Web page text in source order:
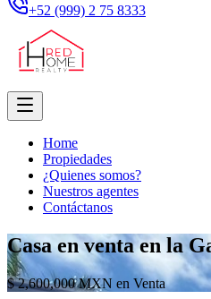
+52 (999) 2 75 8333
Home
Propiedades
¿Quienes somos?
Nuestros agentes
Contáctanos
Casa en venta en la
$ 2,600,000 MXN en Venta